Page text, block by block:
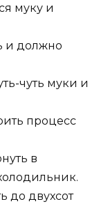
муку и
и должно
чуть муки и
процесс
в
до двухсот